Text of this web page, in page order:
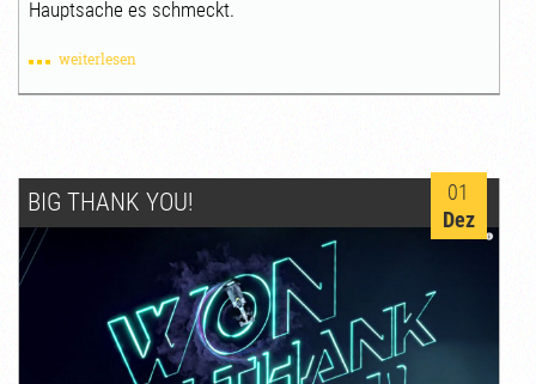
Hauptsache es schmeckt.
weiterlesen
BIG THANK YOU!
01
Dez